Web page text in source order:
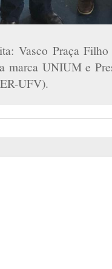
Vasco Praça
marca UNIUM e
UFV).